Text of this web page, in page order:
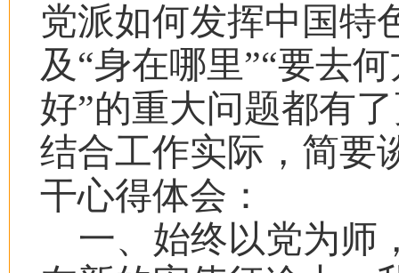
党派如何发挥中国特
及“身在哪里”“要去
好”的重大问题都有
结合工作实际，简要
干心得体会：
一、始终以党为师